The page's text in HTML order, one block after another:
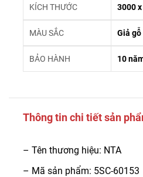
KÍCH THƯỚC 3000
MÀU SẮC Giả gỗ
BẢO HÀNH 10
Thông tin chi tiết sản
– Tên thương hiệu: NTA
– Mã sản phẩm: 5SC-60153